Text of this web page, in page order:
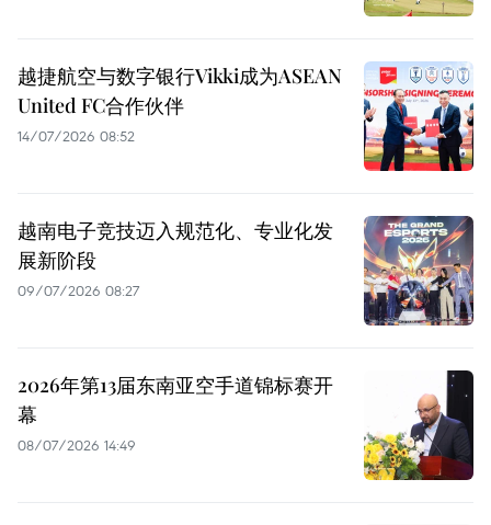
越捷航空与数字银行Vikki成为ASEAN
United FC合作伙伴
14/07/2026 08:52
越南电子竞技迈入规范化、专业化发
展新阶段
09/07/2026 08:27
2026年第13届东南亚空手道锦标赛开
幕
08/07/2026 14:49